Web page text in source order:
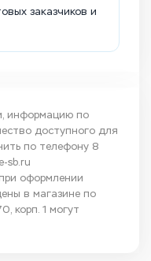
заказчиков и
информацию по
доступного для
по телефону 8
sb.ru
оформлении
в магазине по
корп. 1 могут